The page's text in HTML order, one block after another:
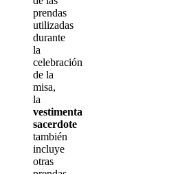
prendas
utilizadas
durante
la
celebración
de la
misa,
la
vestimenta
sacerdote
también
incluye
otras